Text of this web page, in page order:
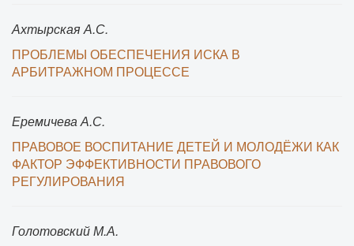
Ахтырская А.С.
ПРОБЛЕМЫ ОБЕСПЕЧЕНИЯ ИСКА В
АРБИТРАЖНОМ ПРОЦЕССЕ
Еремичева А.С.
ПРАВОВОЕ ВОСПИТАНИЕ ДЕТЕЙ И МОЛОДЁЖИ КАК
ФАКТОР ЭФФЕКТИВНОСТИ ПРАВОВОГО
РЕГУЛИРОВАНИЯ
Голотовский М.А.